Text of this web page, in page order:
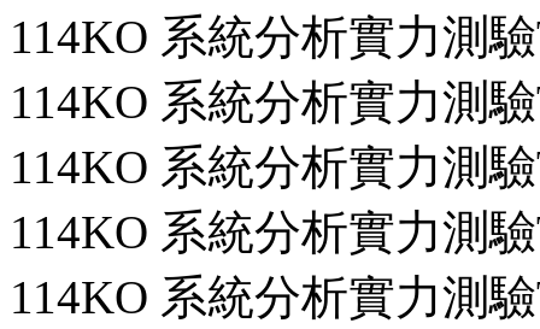
114KO 系統分析實力測
114KO 系統分析實力測
114KO 系統分析實力測
114KO 系統分析實力測
114KO 系統分析實力測